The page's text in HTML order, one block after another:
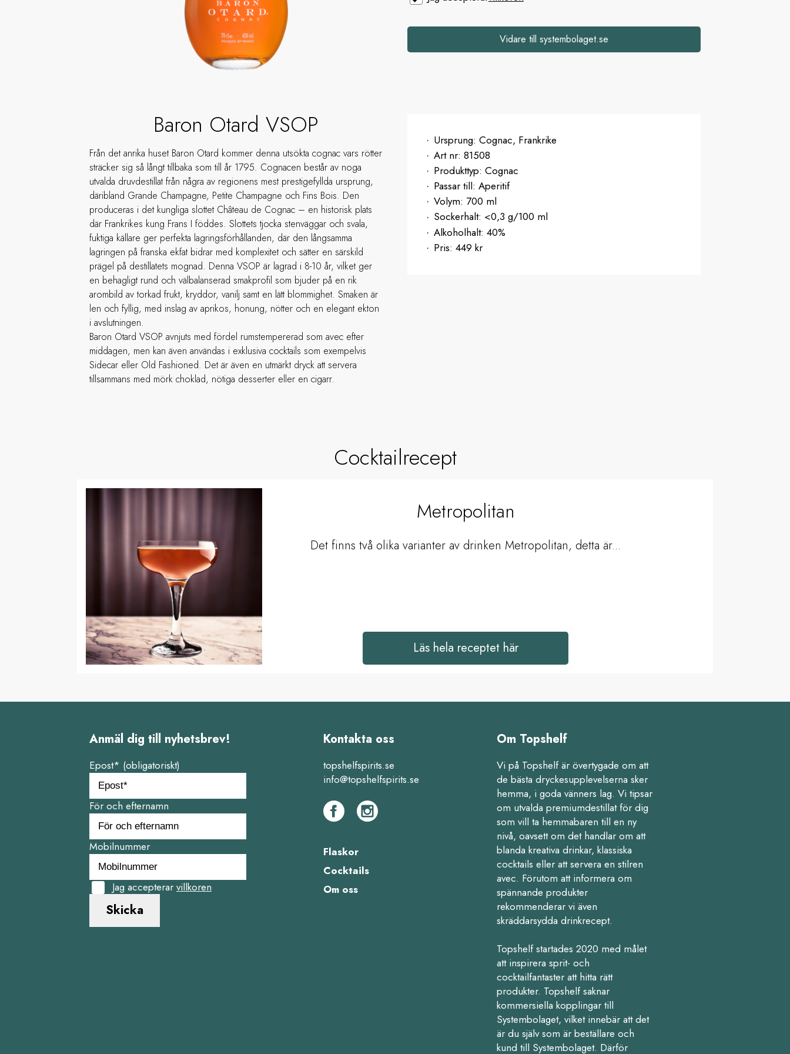
Vidare till systembolaget.se
Baron Otard VSOP
Från det anrika huset Baron Otard kommer denna utsökta cognac vars rötter
sträcker sig så långt tillbaka som till år 1795. Cognacen består av noga
utvalda druvdestillat från några av regionens mest prestigefyllda ursprung,
däribland Grande Champagne, Petite Champagne och Fins Bois. Den
produceras i det kungliga slottet Château de Cognac – en historisk plats
där Frankrikes kung Frans I föddes. Slottets tjocka stenväggar och svala,
fuktiga källare ger perfekta lagringsförhållanden, där den långsamma
lagringen på franska ekfat bidrar med komplexitet och sätter en särskild
prägel på destillatets mognad. Denna VSOP är lagrad i 8-10 år, vilket ger
en behagligt rund och välbalanserad smakprofil som bjuder på en rik
arombild av torkad frukt, kryddor, vanilj samt en lätt blommighet. Smaken är
len och fyllig, med inslag av aprikos, honung, nötter och en elegant ekton
i avslutningen.
Baron Otard VSOP avnjuts med fördel rumstempererad som avec efter
middagen, men kan även användas i exklusiva cocktails som exempelvis
Sidecar eller Old Fashioned. Det är även en utmärkt dryck att servera
tillsammans med mörk choklad, nötiga desserter eller en cigarr.
Ursprung: Cognac, Frankrike
Art nr: 81508
Produkttyp: Cognac
Passar till: Aperitif
Volym: 700 ml
Sockerhalt: <0,3 g/100 ml
Alkoholhalt: 40%
Pris: 449 kr
Cocktailrecept
Metropolitan
Det finns två olika varianter av drinken Metropolitan, detta är...
Läs hela receptet här
Anmäl dig till nyhetsbrev!
Epost* (obligatoriskt)
För och efternamn
Mobilnummer
Jag accepterar villkoren
Skicka
Kontakta oss
topshelfspirits.se
info@topshelfspirits.se
Flaskor
Cocktails
Om oss
Om Topshelf
Vi på Topshelf är övertygade om att
de bästa dryckesupplevelserna sker
hemma, i goda vänners lag. Vi tipsar
om utvalda premiumdestillat för dig
som vill ta hemmabaren till en ny
nivå, oavsett om det handlar om att
blanda kreativa drinkar, klassiska
cocktails eller att servera en stilren
avec. Förutom att informera om
spännande produkter
rekommenderar vi även
skräddarsydda drinkrecept.
Topshelf startades 2020 med målet
att inspirera sprit- och
cocktailfantaster att hitta rätt
produkter. Topshelf saknar
kommersiella kopplingar till
Systembolaget, vilket innebär att det
är du själv som är beställare och
kund till Systembolaget. Därför